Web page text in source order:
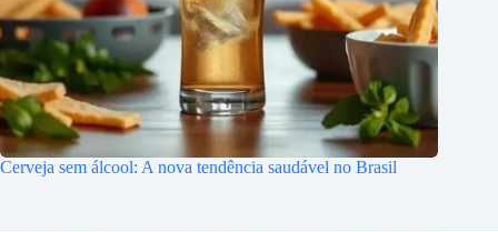
Cerveja sem álcool: A nova tendência saudável no Brasil